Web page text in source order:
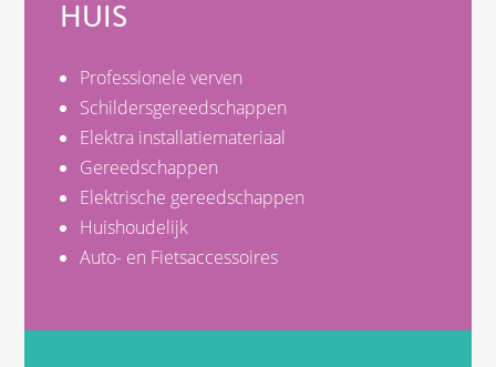
HUIS
Professionele verven
Schildersgereedschappen
Elektra installatiemateriaal
Gereedschappen
Elektrische gereedschappen
Huishoudelijk
Auto- en Fietsaccessoires